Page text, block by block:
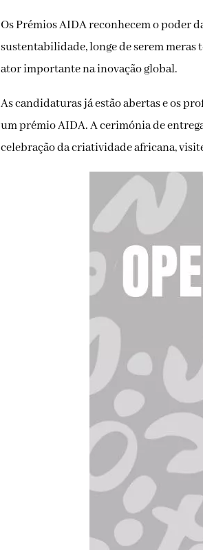
Os Prémios AIDA reconhecem o poder
sustentabilidade, longe de serem meras
ator importante na inovação global.
As candidaturas já estão abertas e os
um prémio AIDA. A cerimónia de
celebração da criatividade africana,